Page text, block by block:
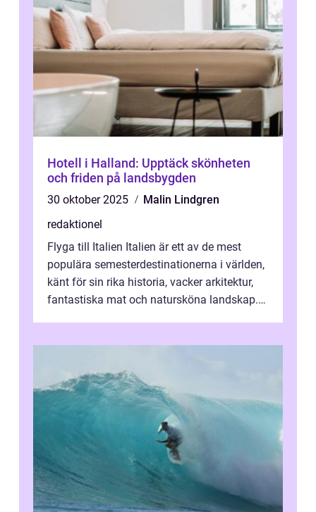
Hotell i Halland: Upptäck skönheten
och friden på landsbygden
30 oktober 2025
Malin Lindgren
redaktionel
Flyga till Italien Italien är ett av de mest
populära semesterdestinationerna i världen,
känt för sin rika historia, vacker arkitektur,
fantastiska mat och natursköna landskap.